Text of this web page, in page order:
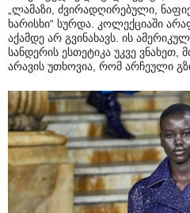
„ლამაზი, ძვირადღირებული,
ხარისხი“ სურდა. კოლექციაში
აქამდე არ გვინახავს. ის
სანდერის ესთეტიკა უკვე ვნახეთ,
არავის უთხოვია, რომ არჩეული